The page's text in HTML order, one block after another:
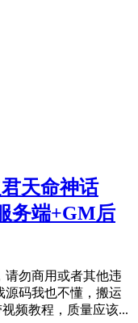
天命神话
务端+GM后
请勿商用或者其他违
源码我也不懂，搬运
频教程，质量应该...